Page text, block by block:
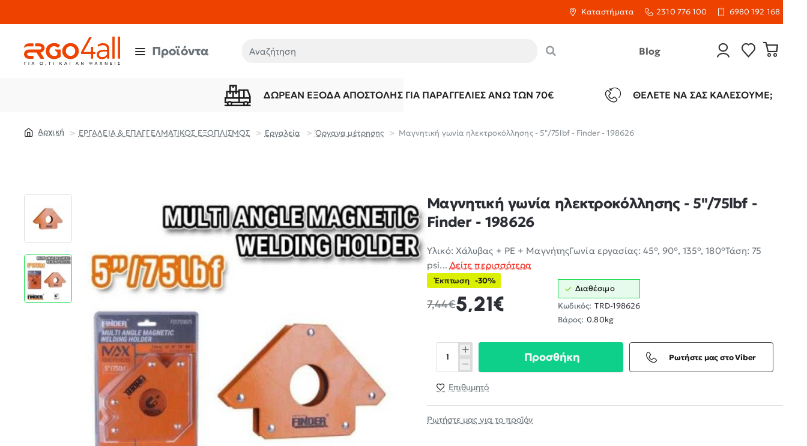
Καταστήματα 2310 776 100 6980 192 168
Προϊόντα Αναζήτηση Blog
ΔΩΡΕΆΝ ΈΞΟΔΑ ΑΠΟΣΤΟΛΉΣ ΓΙΑ ΠΑΡΑΓΓΕΛΊΕΣ ΆΝΩ ΤΩΝ 70€ ΘΈΛΕΤΕ ΝΑ ΣΑΣ ΚΑΛΈΣΟΥΜΕ;
ΕΡΓΑΛΕΙΑ & ΕΠΑΓΓΕΛΜΑΤΙΚΟΣ ΕΞΟΠΛΙΣΜΟΣ Εργαλεία Όργανα μέτρησης Μαγνητική γωνία ηλεκτροκόλλησης - 5"/75lbf - Finder - 198626
Μαγνητική γωνία ηλεκτροκόλλησης - 5"/75lbf -
Finder - 198626
Υλικό: Χάλυβας + PE + ΜαγνήτηςΓωνία εργασίας: 45°, 90°, 135°, 180°Τάση: 75
psi... Δείτε περισσότερα
Έκπτωση -30%
5,21€
7,44€
Διαθέσιμο
Κωδικός: TRD-198626
Βάρος: 0.80kg
Προσθήκη Ρωτήστε μας στο Viber
Επιθυμητό
Ρωτήστε μας για το προϊόν